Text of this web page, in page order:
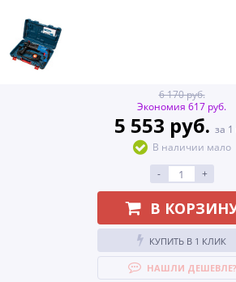
6 170 руб.
Экономия 617 руб.
5 553 руб. за
В наличии мало
-
+
В
КУПИТЬ В 1 КЛИК
НАШЛИ ДЕШЕВЛЕ?